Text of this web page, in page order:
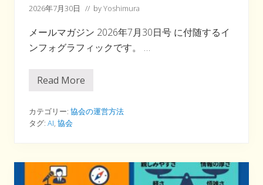
2026年7月30日 // byYoshimura
メールマガジン 2026年7月30日号 に付随するイ
ンフォグラフィックです。 …
イ
ォ
グ
ラ
ッ
ク
⑨
Read More
カテゴリー: 協会の運営方法
タグ: AI, 協会